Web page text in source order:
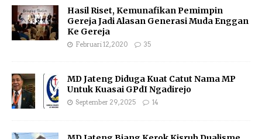
Hasil Riset, Kemunafikan Pemimpin
Gereja Jadi Alasan Generasi Muda Enggan
Ke Gereja
Februari 12, 2020 35
MD Jateng Diduga Kuat Catut Nama MP
Untuk Kuasai GPdI Ngadirejo
September 29, 2025 14